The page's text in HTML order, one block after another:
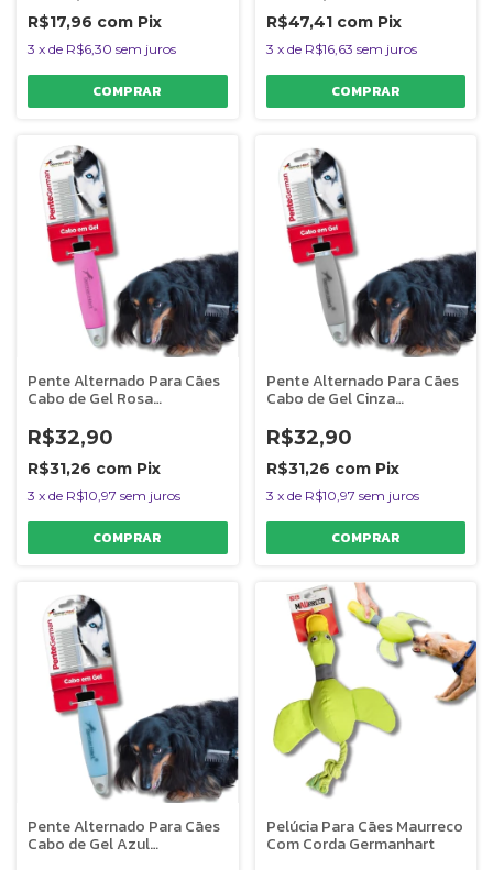
R$17,96 com Pix
3 x de R$6,30 sem juros
R$47,41 com Pix
3 x de R$16,63 sem juros
Pente Alternado Para Cães
Cabo de Gel Rosa
R$32,90
R$31,26 com Pix
3 x de R$10,97 sem juros
Pente Alternado Para Cães
Cabo de Gel Cinza
R$32,90
R$31,26 com Pix
3 x de R$10,97 sem juros
Pente Alternado Para Cães
Cabo de Gel Azul
Pelúcia Para Cães Maurreco
Com Corda Germanhart